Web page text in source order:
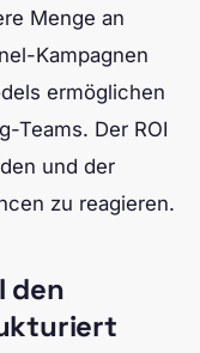
Menge an
Kampagnen
ermöglichen
Teams. Der ROI
und der
zu reagieren.
den